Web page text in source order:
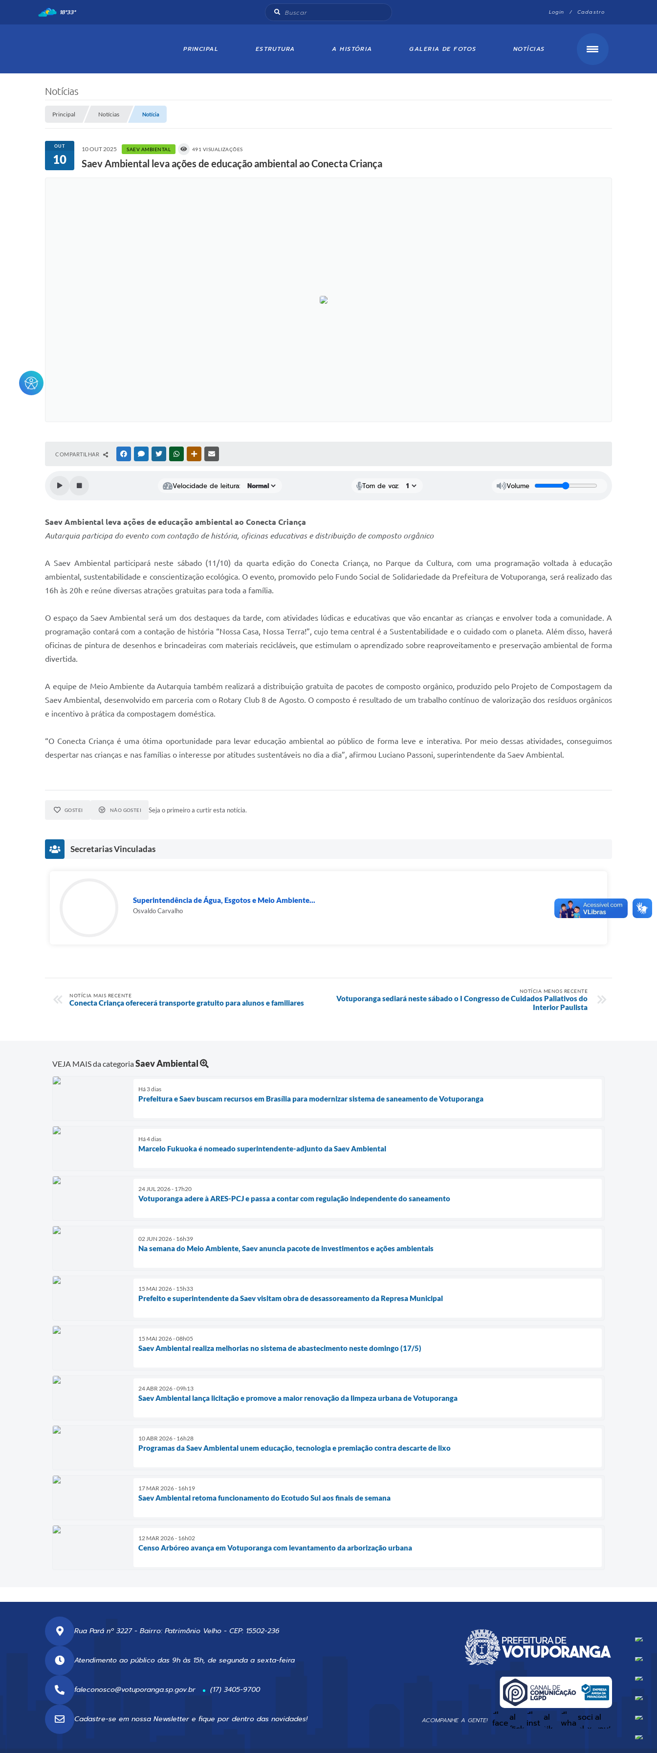
Login / Cadastro
18°33°
PRINCIPAL ESTRUTURA A HISTÓRIA GALERIA DE FOTOS NOTÍCIAS
Notícias
Principal Notícias Notícia
OUT
10
10 OUT 2025 SAEV AMBIENTAL 491 VISUALIZAÇÕES
Saev Ambiental leva ações de educação ambiental ao Conecta Criança
COMPARTILHAR FACEBOOKMESSENGER
TWITTERWHATSAPPOUTRAS MÍDIAS
Velocidade de leitura: Tom de voz: Volume
Saev Ambiental leva ações de educação ambiental ao Conecta Criança
Autarquia participa do evento com contação de história, oficinas educativas e distribuição de composto orgânico
A Saev Ambiental participará neste sábado (11/10) da quarta edição do Conecta Criança, no Parque da Cultura, com uma programação voltada à educação
ambiental, sustentabilidade e conscientização ecológica. O evento, promovido pelo Fundo Social de Solidariedade da Prefeitura de Votuporanga, será realizado das
16h às 20h e reúne diversas atrações gratuitas para toda a família.
O espaço da Saev Ambiental será um dos destaques da tarde, com atividades lúdicas e educativas que vão encantar as crianças e envolver toda a comunidade. A
programação contará com a contação de história “Nossa Casa, Nossa Terra!”, cujo tema central é a Sustentabilidade e o cuidado com o planeta. Além disso, haverá
oficinas de pintura de desenhos e brincadeiras com materiais recicláveis, que estimulam o aprendizado sobre reaproveitamento e preservação ambiental de forma
divertida.
A equipe de Meio Ambiente da Autarquia também realizará a distribuição gratuita de pacotes de composto orgânico, produzido pelo Projeto de Compostagem da
Saev Ambiental, desenvolvido em parceria com o Rotary Club 8 de Agosto. O composto é resultado de um trabalho contínuo de valorização dos resíduos orgânicos
e incentivo à prática da compostagem doméstica.
“O Conecta Criança é uma ótima oportunidade para levar educação ambiental ao público de forma leve e interativa. Por meio dessas atividades, conseguimos
despertar nas crianças e nas famílias o interesse por atitudes sustentáveis no dia a dia”, afirmou Luciano Passoni, superintendente da Saev Ambiental.
GOSTEI NÃO GOSTEI Seja o primeiro a curtir esta notícia.
Secretarias Vinculadas
Superintendência de Água, Esgotos e Meio Ambiente...
Osvaldo Carvalho
NOTÍCIA MAIS RECENTE
Conecta Criança oferecerá transporte gratuito para alunos e familiares
NOTÍCIA MENOS RECENTE
Votuporanga sediará neste sábado o I Congresso de Cuidados Paliativos do
Interior Paulista
VEJA MAIS da categoriaSaev Ambiental
Há 3 dias
Prefeitura e Saev buscam recursos em Brasília para modernizar sistema de saneamento de Votuporanga
Há 4 dias
Marcelo Fukuoka é nomeado superintendente-adjunto da Saev Ambiental
24 JUL 2026 - 17h20
Votuporanga adere à ARES-PCJ e passa a contar com regulação independente do saneamento
02 JUN 2026 - 16h39
Na semana do Meio Ambiente, Saev anuncia pacote de investimentos e ações ambientais
15 MAI 2026 - 15h33
Prefeito e superintendente da Saev visitam obra de desassoreamento da Represa Municipal
15 MAI 2026 - 08h05
Saev Ambiental realiza melhorias no sistema de abastecimento neste domingo (17/5)
24 ABR 2026 - 09h13
Saev Ambiental lança licitação e promove a maior renovação da limpeza urbana de Votuporanga
10 ABR 2026 - 16h28
Programas da Saev Ambiental unem educação, tecnologia e premiação contra descarte de lixo
17 MAR 2026 - 16h19
Saev Ambiental retoma funcionamento do Ecotudo Sul aos finais de semana
12 MAR 2026 - 16h02
Censo Arbóreo avança em Votuporanga com levantamento da arborização urbana
Rua Pará nº 3227 - Bairro: Patrimônio Velho - CEP: 15502-236
Atendimento ao público das 9h às 15h, de segunda a sexta-feira
faleconosco@votuporanga.sp.gov.br (17) 3405-9700
Cadastre-se em nossa Newsletter e fique por dentro das novidades! ACOMPANHE A GENTE!